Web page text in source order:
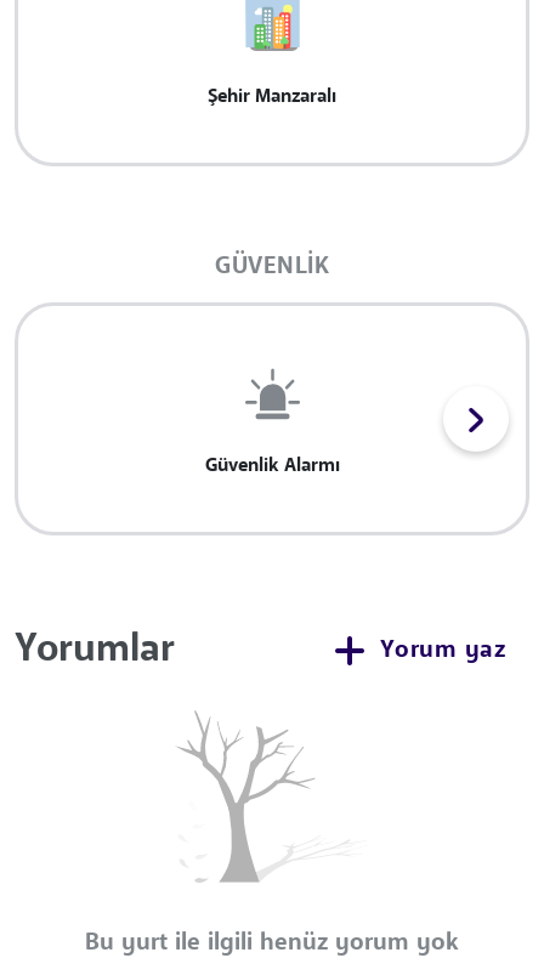
Şehir Manzaralı
GÜVENLIK
Güvenlik Alarmı
Yorumlar Yorum yaz
Bu yurt ile ilgili henüz yorum yok